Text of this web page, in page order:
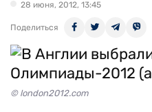
28 июня, 2012, 13:45
Поделиться
© london2012.com